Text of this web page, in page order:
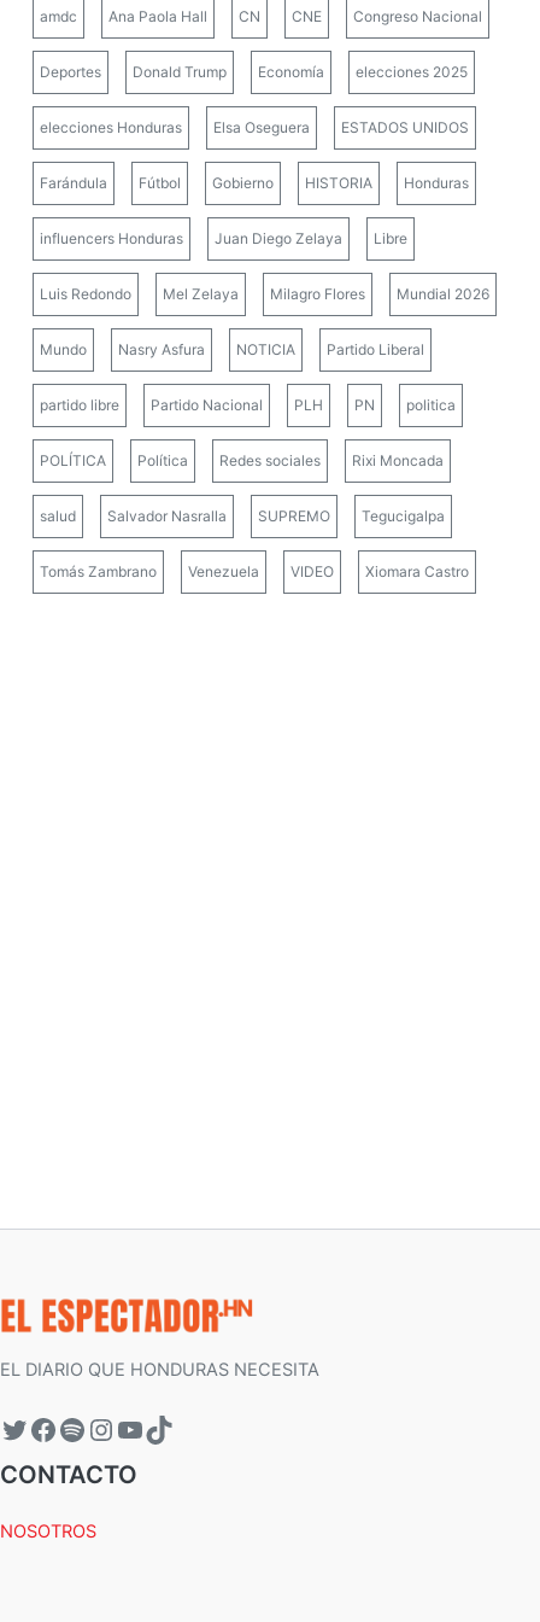
amdc Ana Paola Hall CN CNE Congreso Nacional
Deportes Donald Trump Economía elecciones 2025
elecciones Honduras Elsa Oseguera ESTADOS UNIDOS
Farándula Fútbol Gobierno HISTORIA Honduras
influencers Honduras Juan Diego Zelaya Libre
Luis Redondo Mel Zelaya Milagro Flores Mundial 2026
Mundo Nasry Asfura NOTICIA Partido Liberal
partido libre Partido Nacional PLH PN politica
POLÍTICA Política Redes sociales Rixi Moncada
salud Salvador Nasralla SUPREMO Tegucigalpa
Tomás Zambrano Venezuela VIDEO Xiomara Castro
EL DIARIO QUE HONDURAS NECESITA
CONTACTO
NOSOTROS